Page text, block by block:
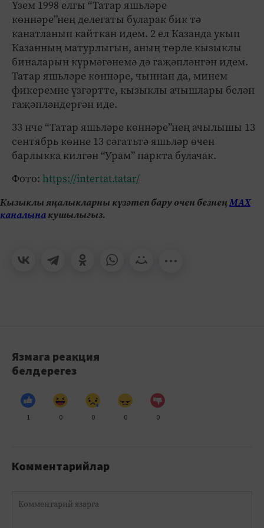
Үзем 1998 елгы “Татар яшьләре
көннәре”нең делегаты буларак бик тә
канатланып кайткан идем. 2 ел Казанда укып
Казанның матурлыгын, аның төрле кызыклы
биналарын күрмәгәнемә дә гаҗәпләнгән идем.
Татар яшьләре көннәре, чыннан да, минем
фикеремне үзгәртте, кызыклы ачышлары белән
гаҗәпләндергән иде.
33 нче “Татар яшьләре көннәре”нең ачылышы 13
сентябрь көнне 13 сәгатьтә яшьләр өчен
барлыкка килгән “Урам” паркта булачак.
Фото: https://intertat.tatar/
Кызыклы яңалыкларны күзәтеп бару өчен безнеңМАХ
каналынакушылыгыз.
Язмага реакция
белдерегез
1 0 0 0 0
Комментарийлар